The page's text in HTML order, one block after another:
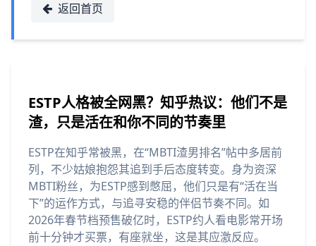
返回首页
ESTP人格被全网黑？知乎热议：他们不是
渣，只是活在和你不同的节奏里
ESTP在知乎常被黑，在“MBTI渣男排名”帖中多居前
列，不少姑娘抱怨其追到手后态度转变。身为资深
MBTI粉丝，为ESTP感到憋屈，他们只是有“活在当
下”的运作方式，与追寻安稳的伴侣节奏不同。如
2026年春节档预售破亿时，ESTP约人看电影常开场
前十分钟才买票，有座就坐，这是其应激反应。